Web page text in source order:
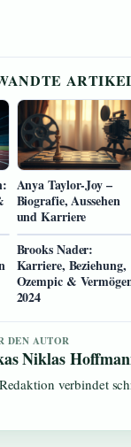
Anya Taylor-Joy –
Biografie, Aussehen
und Karriere
Brooks Nader:
Karriere, Beziehung,
Ozempic &
2024
DEN AUTOR
Niklas
verbindet